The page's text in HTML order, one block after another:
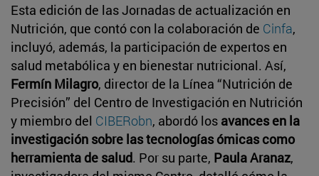
Esta edición de las Jornadas de actualización en
Nutrición, que contó con la colaboración de Cinfa,
incluyó, además, la participación de expertos en
salud metabólica y en bienestar nutricional. Así,
Fermín Milagro, director de la Línea “Nutrición de
Precisión” del Centro de Investigación en Nutrición
y miembro del CIBERobn, abordó los avances en la
investigación sobre las tecnologías ómicas como
herramienta de salud. Por su parte, Paula Aranaz,